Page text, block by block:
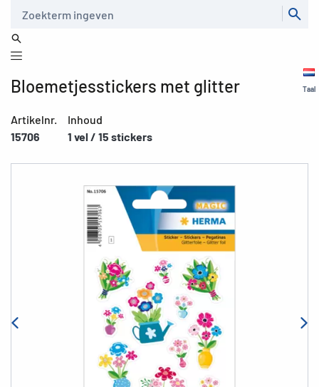
Taal
Bloemetjesstickers met glitter
Artikelnr.
15706
Inhoud
1 vel / 15 stickers